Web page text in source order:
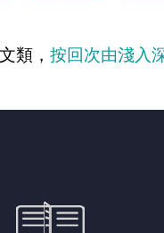
類， 按回次由淺入